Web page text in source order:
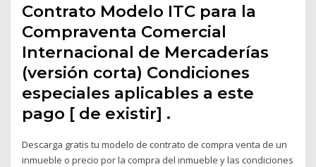
Contrato Modelo ITC para la
Compraventa Comercial
Internacional de Mercaderías
(versión corta) Condiciones
especiales aplicables a este
pago [ de existir] .
Descarga gratis tu modelo de contrato de compra venta de un
inmueble o precio por la compra del inmueble y las condiciones